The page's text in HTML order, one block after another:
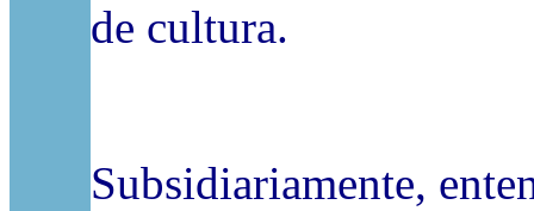
de cultura.
Subsidiariamente,